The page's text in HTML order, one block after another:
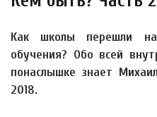
Как школы перешли
обучения? Обо всей
понаслышке знает
2018.